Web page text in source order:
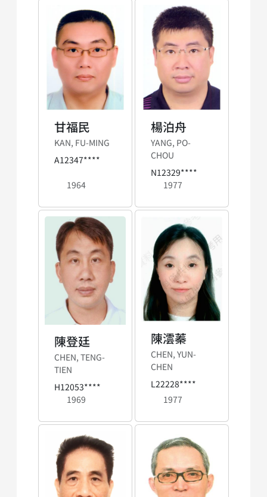
甘福民
KAN, FU-MING
A12347****
1964
楊泊舟
YANG, PO-
CHOU
N12329****
1977
陳登廷
CHEN, TENG-
TIEN
H12053****
1969
陳澐蓁
CHEN, YUN-
CHEN
L22228****
1977